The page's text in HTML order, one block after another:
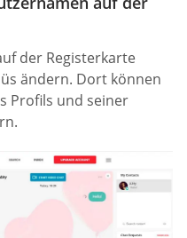
der Registerkarte
ändern. Dort können
Profils und seiner